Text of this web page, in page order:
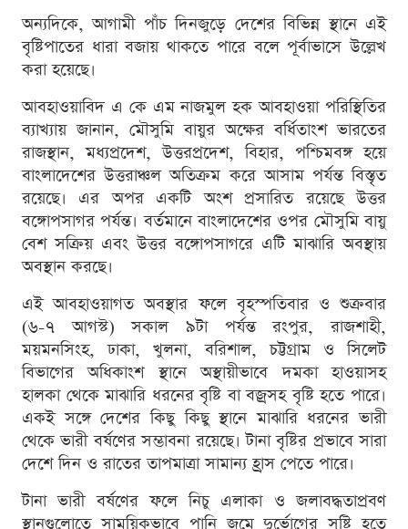
অন্যদিকে, আগামী পাঁচ দিনজুড়ে দেশের বিভিন্ন স্থানে এই
বৃষ্টিপাতের ধারা বজায় থাকতে পারে বলে পূর্বাভাসে উল্লেখ
করা হয়েছে।
আবহাওয়াবিদ এ কে এম নাজমুল হক আবহাওয়া পরিস্থিতির
ব্যাখ্যায় জানান, মৌসুমি বায়ুর অক্ষের বর্ধিতাংশ ভারতের
রাজস্থান, মধ্যপ্রদেশ, উত্তরপ্রদেশ, বিহার, পশ্চিমবঙ্গ হয়ে
বাংলাদেশের উত্তরাঞ্চল অতিক্রম করে আসাম পর্যন্ত বিস্তৃত
রয়েছে। এর অপর একটি অংশ প্রসারিত রয়েছে উত্তর
বঙ্গোপসাগর পর্যন্ত। বর্তমানে বাংলাদেশের ওপর মৌসুমি বায়ু
বেশ সক্রিয় এবং উত্তর বঙ্গোপসাগরে এটি মাঝারি অবস্থায়
অবস্থান করছে।
এই আবহাওয়াগত অবস্থার ফলে বৃহস্পতিবার ও শুক্রবার
(৬-৭ আগস্ট) সকাল ৯টা পর্যন্ত রংপুর, রাজশাহী,
ময়মনসিংহ, ঢাকা, খুলনা, বরিশাল, চট্টগ্রাম ও সিলেট
বিভাগের অধিকাংশ স্থানে অস্থায়ীভাবে দমকা হাওয়াসহ
হালকা থেকে মাঝারি ধরনের বৃষ্টি বা বজ্রসহ বৃষ্টি হতে পারে।
একই সঙ্গে দেশের কিছু কিছু স্থানে মাঝারি ধরনের ভারী
থেকে ভারী বর্ষণের সম্ভাবনা রয়েছে। টানা বৃষ্টির প্রভাবে সারা
দেশে দিন ও রাতের তাপমাত্রা সামান্য হ্রাস পেতে পারে।
টানা ভারী বর্ষণের ফলে নিচু এলাকা ও জলাবদ্ধতাপ্রবণ
স্থানগুলোতে সাময়িকভাবে পানি জমে দুর্ভোগের সৃষ্টি হতে